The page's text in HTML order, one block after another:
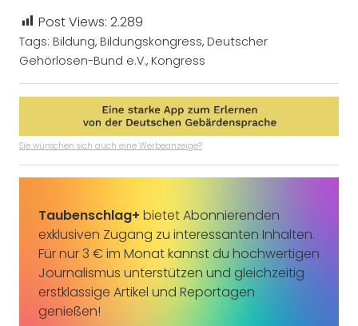
Post Views: 2.289
Tags: Bildung, Bildungskongress, Deutscher
Gehörlosen-Bund e.V., Kongress
Sie wünschen sich auch eine Werbeanzeige?
Taubenschlag+ bietet Abonnierenden
exklusiven Zugang zu interessanten Inhalten.
Für nur 3 € im Monat kannst du hochwertigen
Journalismus unterstützen und gleichzeitig
erstklassige Artikel und Reportagen
genießen!